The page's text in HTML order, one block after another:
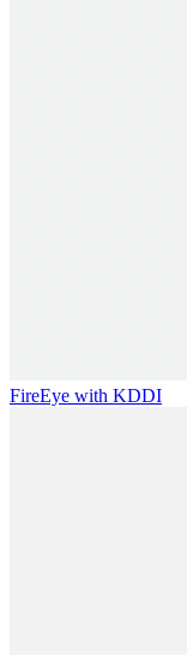
FireEye with KDDI